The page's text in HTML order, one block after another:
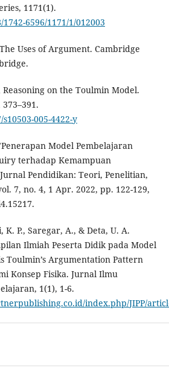
1171(1).
6596/1171/1/012003
Uses of Argument. Cambridge
on the Toulmin Model.
005-4422-y
Model Pembelajaran
terhadap Kemampuan
Pendidikan: Teori, Penelitian,
7, no. 4, 1 Apr. 2022, pp. 122-129,
P., Saregar, A., & Deta, U. A.
Ilmiah Peserta Didik pada Model
Toulmin’s Argumentation Pattern
Konsep Fisika. Jurnal Ilmu
1(1), 1-6.
index.php/JIPP/